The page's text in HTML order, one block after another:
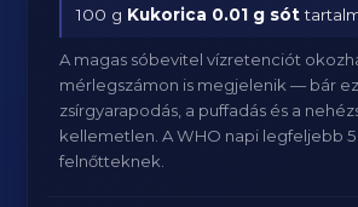
100 g Kukorica 0.01 g sót
A magas sóbevitel vízretenciót
mérlegszámon is megjelenik — bár
zsírgyarapodás, a puffadás és a
kellemetlen. A WHO napi legfeljebb
felnőtteknek.